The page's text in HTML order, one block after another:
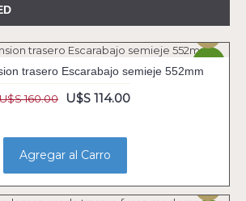
trasero Escarabajo semieje 552mm
U$S 160.00 U$S 114.00
Agregar al Carro